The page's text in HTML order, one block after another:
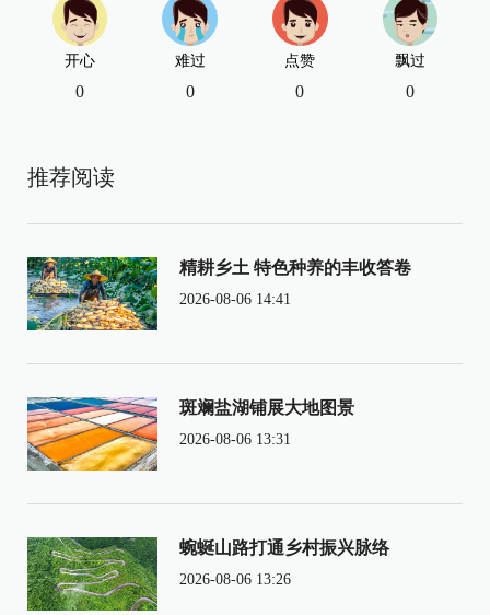
开心
0
难过
0
点赞
0
飘过
0
推荐阅读
精耕乡土 特色种养的丰收答卷
2026-08-06 14:41
斑斓盐湖铺展大地图景
2026-08-06 13:31
蜿蜒山路打通乡村振兴脉络
2026-08-06 13:26